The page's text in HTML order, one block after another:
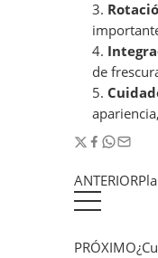
de
ANTERIOR
PRÓXIMO